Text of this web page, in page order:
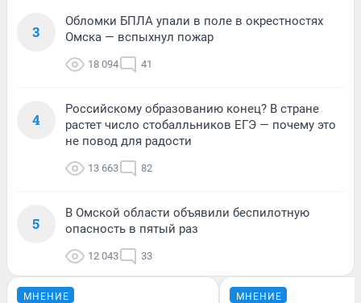
3
Обломки БПЛА упали в поле в окрестностях
Омска — вспыхнул пожар
18 094 41
4
Российскому образованию конец? В стране
растет число стобалльников ЕГЭ — почему это
не повод для радости
13 663 82
5
В Омской области объявили беспилотную
опасность в пятый раз
12 043 33
МНЕНИЕ МНЕНИЕ